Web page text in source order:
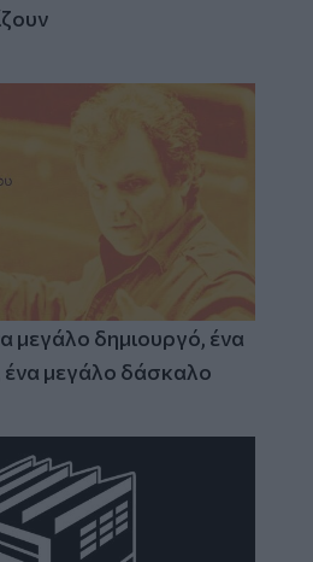
μεγάλο δημιουργό, ένα
μεγάλο δάσκαλο